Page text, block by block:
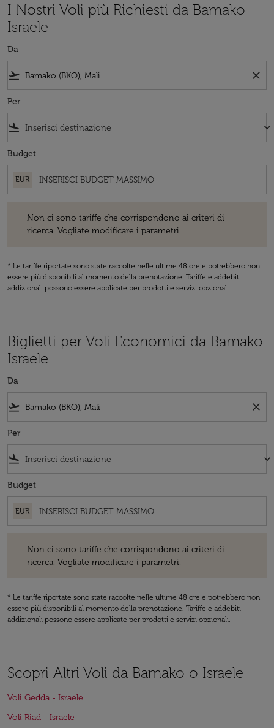
I Nostri Voli più Richiesti da Bamako
Israele
Da
flight_takeoff close
Per
flight_land keyboard_arrow_down
Budget
EUR
Non ci sono tariffe che corrispondono ai criteri di
ricerca. Vogliate modificare i parametri.
* Le tariffe riportate sono state raccolte nelle ultime 48 ore e potrebbero non
essere più disponibili al momento della prenotazione. Tariffe e addebiti
addizionali possono essere applicate per prodotti e servizi opzionali.
Biglietti per Voli Economici da Bamako
Israele
Da
flight_takeoff close
Per
flight_land keyboard_arrow_down
Budget
EUR
Non ci sono tariffe che corrispondono ai criteri di
ricerca. Vogliate modificare i parametri.
* Le tariffe riportate sono state raccolte nelle ultime 48 ore e potrebbero non
essere più disponibili al momento della prenotazione. Tariffe e addebiti
addizionali possono essere applicate per prodotti e servizi opzionali.
Scopri Altri Voli da Bamako o Israele
Voli Gedda - Israele
Voli Riad - Israele